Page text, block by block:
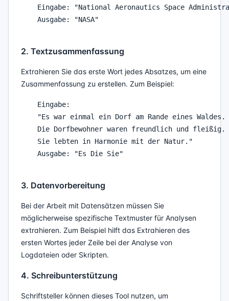
Eingabe: "National Aeronautics Space
    Ausgabe: "NASA"
2. Textzusammenfassung
Extrahieren Sie das erste Wort jedes Absatzes, um eine
Zusammenfassung zu erstellen. Zum Beispiel:
    Eingabe:
    "Es war einmal ein Dorf am Rande eines Waldes.
    Die Dorfbewohner waren freundlich und fleißig.
    Sie lebten in Harmonie mit der Natur."
    Ausgabe: "Es Die Sie"
3. Datenvorbereitung
Bei der Arbeit mit Datensätzen müssen Sie
möglicherweise spezifische Textmuster für Analysen
extrahieren. Zum Beispiel hilft das Extrahieren des
ersten Wortes jeder Zeile bei der Analyse von
Logdateien oder Skripten.
4. Schreibunterstützung
Schriftsteller können dieses Tool nutzen, um